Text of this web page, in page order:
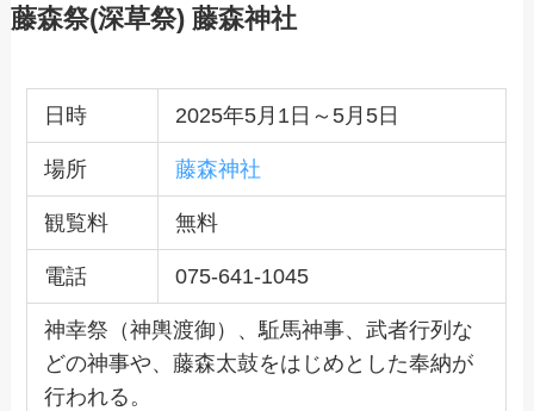
藤森祭(深草祭) 藤森神社
日時 2025年5月1日～5月5日
場所 藤森神社
観覧料 無料
電話 075-641-1045
神幸祭（神輿渡御）、駈馬神事、武者行列な
どの神事や、藤森太鼓をはじめとした奉納が
行われる。